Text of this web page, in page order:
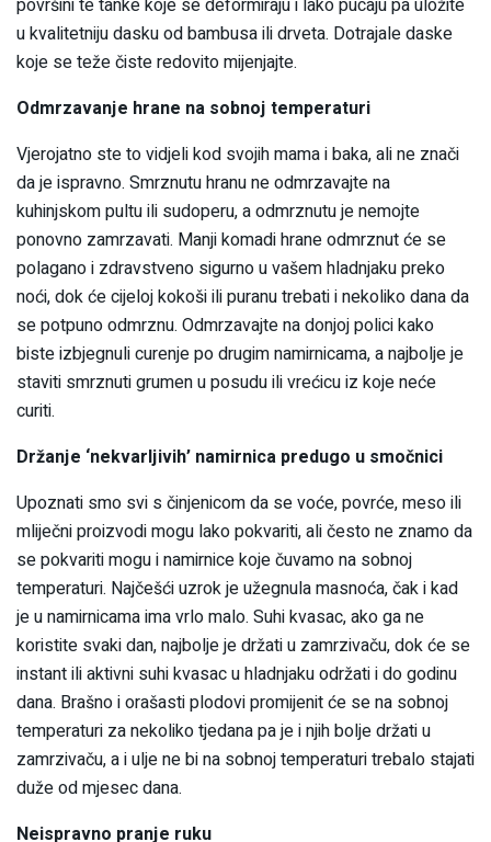
površini te tanke koje se deformiraju i lako pucaju pa uložite
u kvalitetniju dasku od bambusa ili drveta. Dotrajale daske
koje se teže čiste redovito mijenjajte.
Odmrzavanje hrane na sobnoj temperaturi
Vjerojatno ste to vidjeli kod svojih mama i baka, ali ne znači
da je ispravno. Smrznutu hranu ne odmrzavajte na
kuhinjskom pultu ili sudoperu, a odmrznutu je nemojte
ponovno zamrzavati. Manji komadi hrane odmrznut će se
polagano i zdravstveno sigurno u vašem hladnjaku preko
noći, dok će cijeloj kokoši ili puranu trebati i nekoliko dana da
se potpuno odmrznu. Odmrzavajte na donjoj polici kako
biste izbjegnuli curenje po drugim namirnicama, a najbolje je
staviti smrznuti grumen u posudu ili vrećicu iz koje neće
curiti.
Držanje ‘nekvarljivih’ namirnica predugo u smočnici
Upoznati smo svi s činjenicom da se voće, povrće, meso ili
mliječni proizvodi mogu lako pokvariti, ali često ne znamo da
se pokvariti mogu i namirnice koje čuvamo na sobnoj
temperaturi. Najčešći uzrok je užegnula masnoća, čak i kad
je u namirnicama ima vrlo malo. Suhi kvasac, ako ga ne
koristite svaki dan, najbolje je držati u zamrzivaču, dok će se
instant ili aktivni suhi kvasac u hladnjaku održati i do godinu
dana. Brašno i orašasti plodovi promijenit će se na sobnoj
temperaturi za nekoliko tjedana pa je i njih bolje držati u
zamrzivaču, a i ulje ne bi na sobnoj temperaturi trebalo stajati
duže od mjesec dana.
Neispravno pranje ruku